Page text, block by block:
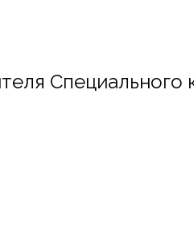
Специального